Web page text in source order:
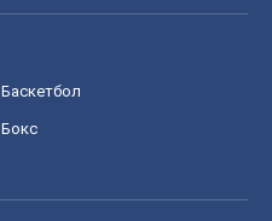
Баскетбол
Бокс